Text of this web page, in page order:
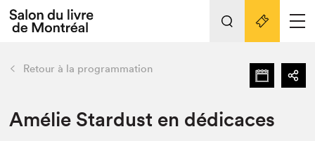
Tout sur l'édition 2022
Actualités
retour Nos activités
Liens pratiques
Retour à la programmation
Amélie Stardust en dédicaces